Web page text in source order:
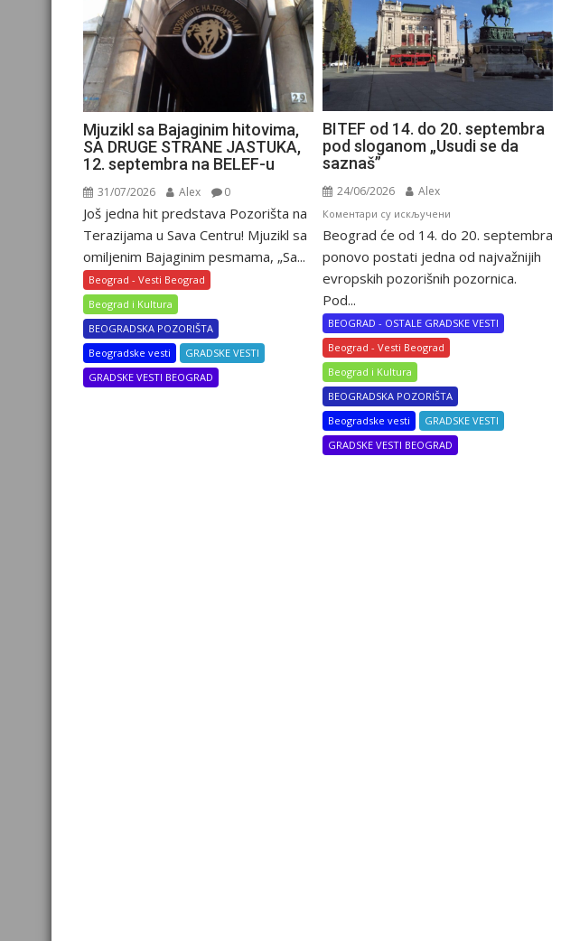
Mjuzikl sa Bajaginim hitovima,
SA DRUGE STRANE JASTUKA,
12. septembra na BELEF-u
31/07/2026 Alex 0
Još jedna hit predstava Pozorišta na
Terazijama u Sava Centru! Mjuzikl sa
omiljenim Bajaginim pesmama, „Sa...
Beograd - Vesti Beograd
Beograd i Kultura
BEOGRADSKA POZORIŠTA
Beogradske vesti
GRADSKE VESTI
GRADSKE VESTI BEOGRAD
BITEF od 14. do 20. septembra
pod sloganom „Usudi se da
saznaš”
24/06/2026 Alex
Коментари су искључени
BITEF
od
20.
septembra
„Usudi
se
da
saznaš”
Beograd će od 14. do 20. septembra
ponovo postati jedna od najvažnijih
evropskih pozorišnih pozornica.
Pod...
BEOGRAD - OSTALE GRADSKE VESTI
Beograd - Vesti Beograd
Beograd i Kultura
BEOGRADSKA POZORIŠTA
Beogradske vesti
GRADSKE VESTI
GRADSKE VESTI BEOGRAD